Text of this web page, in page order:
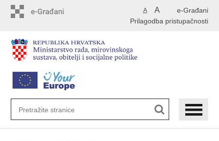
e-Građani
A A
Prilagodba pristupačnosti